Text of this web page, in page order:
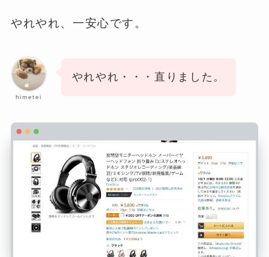
やれやれ、一安心です。
himetei
やれやれ・・・直りました。